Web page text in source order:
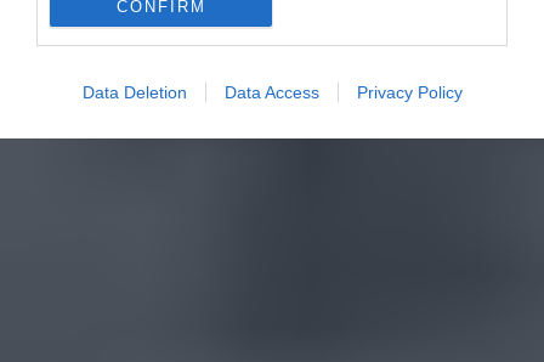
CONFIRM
Data Deletion Data Access Privacy Policy